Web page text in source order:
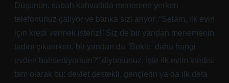
Düşünün, sabah kahvaltıda menemen yerken
telefonunuz çalıyor ve banka sizi arıyor: “Selam, ilk evin
için kredi vermek isteriz!” Siz de bir yandan menemenin
tadını çıkarırken, bir yandan da “Bekle, daha hangi
evden bahsediyorsun?” diyorsunuz. İşte ilk evim kredisi
tam olarak bu: devlet destekli, gençlerin ya da ilk defa